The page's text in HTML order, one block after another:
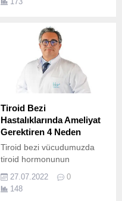
Medical Park Ankara
Uzmanı Doç.
Tiroid Bezi
Hastalıklarında Ameliyat
Gerektiren 4 Neden
Tiroid bezi vücudumuzda
tiroid hormonunun
organdır.
27.07.2022
0
148